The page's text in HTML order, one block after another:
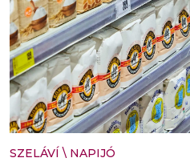
SZELÁVÍ \ NAPIJÓ